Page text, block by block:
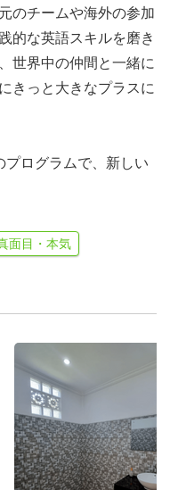
のチームや海外の参加
的な英語スキルを磨き
世界中の仲間と一緒に
きっと大きなプラスに
プログラムで、新しい
面目・本気